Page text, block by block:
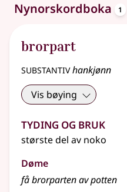
Nynorskordboka 1
brorpart
substantivhankjønn
Vis bøying
Tyding og bruk
største del av noko
Døme
få brorparten av potten